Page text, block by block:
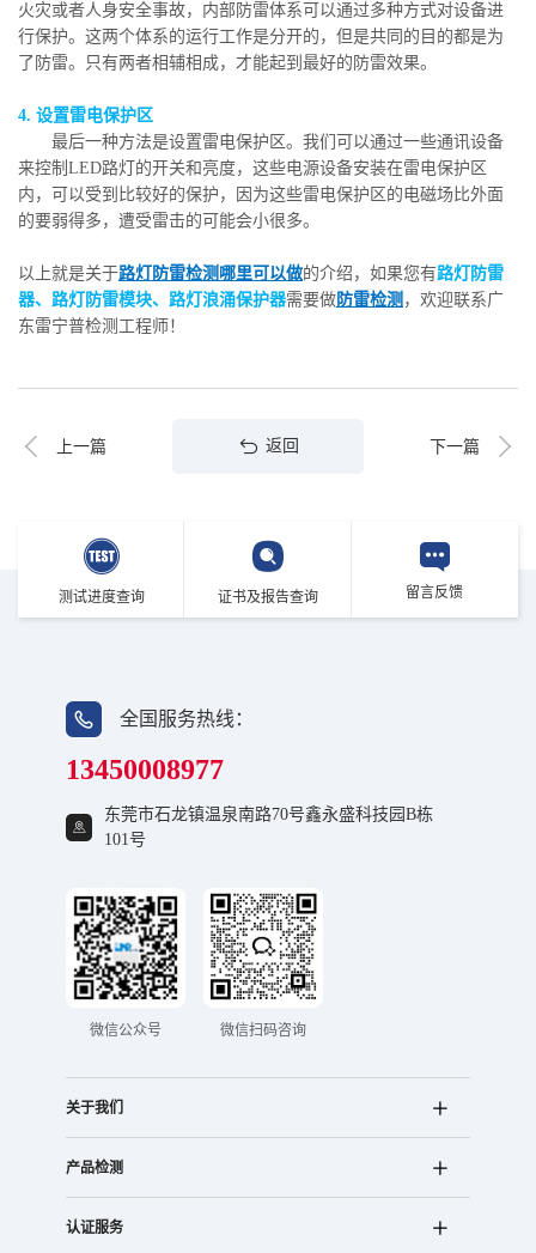
火灾或者人身安全事故，内部防雷体系可以通过多种方式对设备进
行保护。这两个体系的运行工作是分开的，但是共同的目的都是为
了防雷。只有两者相辅相成，才能起到最好的防雷效果。
4. 设置雷电保护区
最后一种方法是设置雷电保护区。我们可以通过一些通讯设备
来控制LED路灯的开关和亮度，这些电源设备安装在雷电保护区
内，可以受到比较好的保护，因为这些雷电保护区的电磁场比外面
的要弱得多，遭受雷击的可能会小很多。
以上就是关于路灯防雷检测哪里可以做的介绍，如果您有路灯防雷
器、路灯防雷模块、路灯浪涌保护器需要做防雷检测 ，欢迎联系广
东雷宁普检测工程师！
上一篇 返回 下一篇
测试进度查询 证书及报告查询 留言反馈
全国服务热线：
13450008977
东莞市石龙镇温泉南路70号鑫永盛科技园B栋
101号
微信公众号 微信扫码咨询
关于我们
产品检测
认证服务